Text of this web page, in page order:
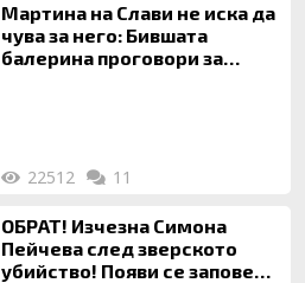
Мартина на Слави не иска да
чува за него: Бившата
балерина проговори за
22512 11
ОБРАТ! Изчезна Симона
Пейчева след зверското
убийство! Появи се заповед